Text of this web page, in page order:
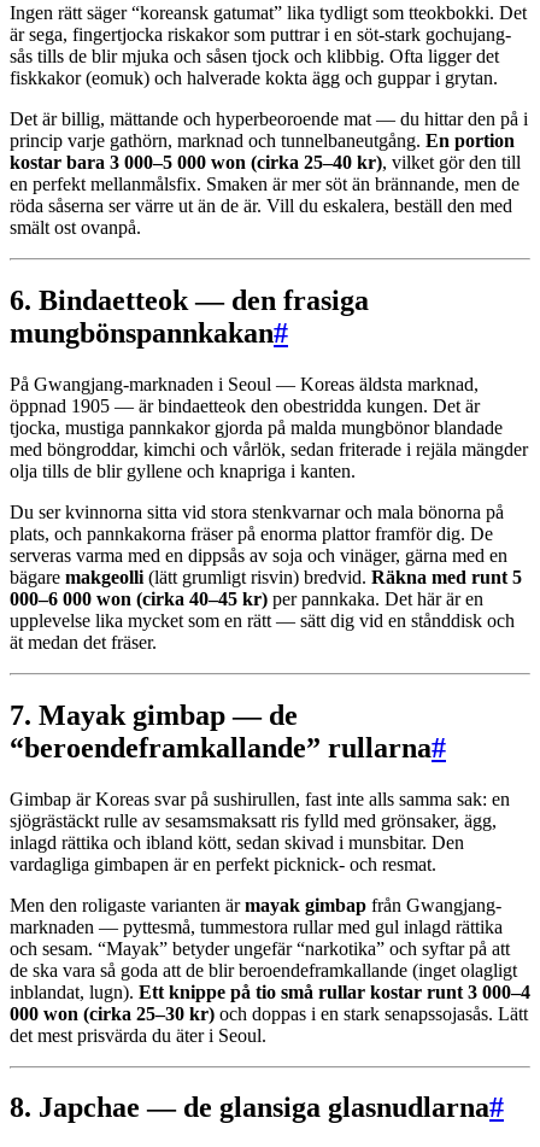
Ingen rätt säger “koreansk gatumat” lika tydligt som tteokbokki. Det
är sega, fingertjocka riskakor som puttrar i en söt-stark gochujang-
sås tills de blir mjuka och såsen tjock och klibbig. Ofta ligger det
fiskkakor (eomuk) och halverade kokta ägg och guppar i grytan.
Det är billig, mättande och hyperbeoroende mat — du hittar den på i
princip varje gathörn, marknad och tunnelbaneutgång. En portion
kostar bara 3 000–5 000 won (cirka 25–40 kr), vilket gör den till
en perfekt mellanmålsfix. Smaken är mer söt än brännande, men de
röda såserna ser värre ut än de är. Vill du eskalera, beställ den med
smält ost ovanpå.
6. Bindaetteok — den frasiga
mungbönspannkakan#
På Gwangjang-marknaden i Seoul — Koreas äldsta marknad,
öppnad 1905 — är bindaetteok den obestridda kungen. Det är
tjocka, mustiga pannkakor gjorda på malda mungbönor blandade
med böngroddar, kimchi och vårlök, sedan friterade i rejäla mängder
olja tills de blir gyllene och knapriga i kanten.
Du ser kvinnorna sitta vid stora stenkvarnar och mala bönorna på
plats, och pannkakorna fräser på enorma plattor framför dig. De
serveras varma med en dippsås av soja och vinäger, gärna med en
bägare makgeolli (lätt grumligt risvin) bredvid. Räkna med runt 5
000–6 000 won (cirka 40–45 kr) per pannkaka. Det här är en
upplevelse lika mycket som en rätt — sätt dig vid en stånddisk och
ät medan det fräser.
7. Mayak gimbap — de
“beroendeframkallande” rullarna#
Gimbap är Koreas svar på sushirullen, fast inte alls samma sak: en
sjögrästäckt rulle av sesamsmaksatt ris fylld med grönsaker, ägg,
inlagd rättika och ibland kött, sedan skivad i munsbitar. Den
vardagliga gimbapen är en perfekt picknick- och resmat.
Men den roligaste varianten ärmayak gimbap från Gwangjang-
marknaden — pyttesmå, tummestora rullar med gul inlagd rättika
och sesam. “Mayak” betyder ungefär “narkotika” och syftar på att
de ska vara så goda att de blir beroendeframkallande (inget olagligt
inblandat, lugn). Ett knippe på tio små rullar kostar runt 3 000–4
000 won (cirka 25–30 kr) och doppas i en stark senapssojasås. Lätt
det mest prisvärda du äter i Seoul.
8. Japchae — de glansiga glasnudlarna#